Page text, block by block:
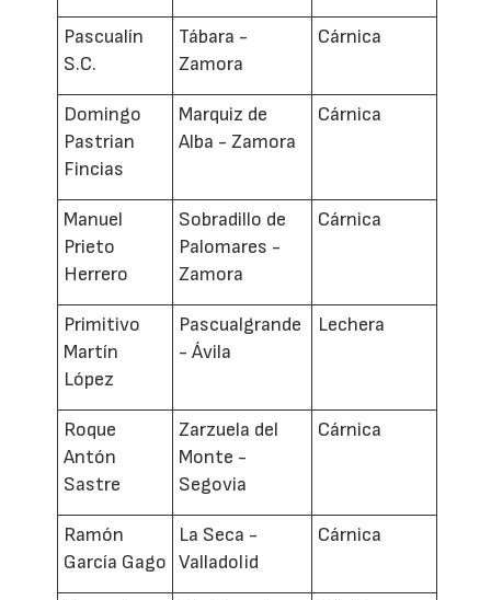
Pascualín
S.C.
Tábara -
Zamora
Cárnica
Domingo
Pastrian
Fincias
Marquiz de
Alba - Zamora
Cárnica
Manuel
Prieto
Herrero
Sobradillo de
Palomares -
Zamora
Cárnica
Primitivo
Martín
López
Pascualgrande
- Ávila
Lechera
Roque
Antón
Sastre
Zarzuela del
Monte -
Segovia
Cárnica
Ramón
García Gago
La Seca -
Valladolid
Cárnica